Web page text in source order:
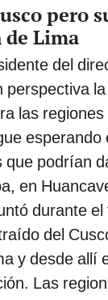
pero
de Lima
del
perspectiva
las
esperando
que podrían
en
durante el
del
y desde allí
Las